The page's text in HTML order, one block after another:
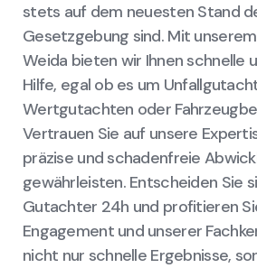
stets auf dem neuesten Stand
Gesetzgebung sind. Mit
Weida bieten wir Ihnen schnelle
Hilfe, egal ob es um
Wertgutachten oder
Vertrauen Sie auf unsere
präzise und schadenfreie
gewährleisten. Entscheiden Sie
Gutachter 24h und profitieren
Engagement und unserer
nicht nur schnelle Ergebnisse,